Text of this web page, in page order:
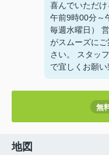
喜んでいただ
午前9時00分～
毎週水曜日）
がスムーズに
さい。 スタッ
で宜しくお願い
無
地図